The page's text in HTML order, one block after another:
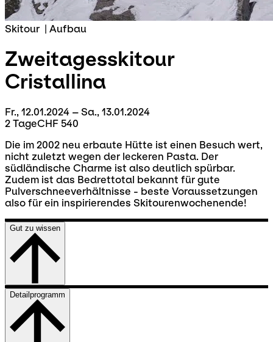
Skitour | Aufbau
Zweitagesskitour
Cristallina
Fr., 12.01.2024 – Sa., 13.01.2024
2 TageCHF 540
Die im 2002 neu erbaute Hütte ist einen Besuch wert,
nicht zuletzt wegen der leckeren Pasta. Der
südländische Charme ist also deutlich spürbar.
Zudem ist das Bedrettotal bekannt für gute
Pulverschneeverhältnisse - beste Voraussetzungen
also für ein inspirierendes Skitourenwochenende!
Gut zu wissen
Detailprogramm